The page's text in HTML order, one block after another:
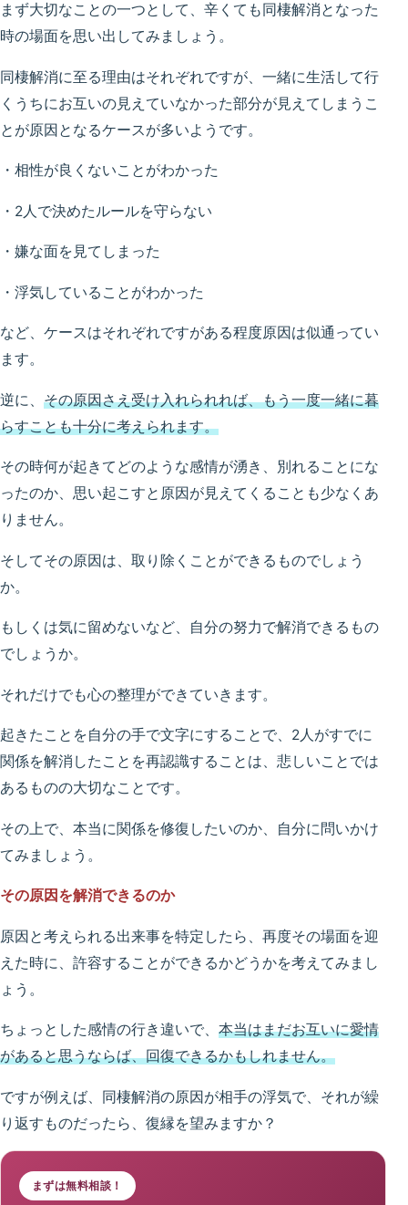
まず大切なことの一つとして、辛くても同棲解消となった
時の場面を思い出してみましょう。
同棲解消に至る理由はそれぞれですが、一緒に生活して行
くうちにお互いの見えていなかった部分が見えてしまうこ
とが原因となるケースが多いようです。
・相性が良くないことがわかった
・2人で決めたルールを守らない
・嫌な面を見てしまった
・浮気していることがわかった
など、ケースはそれぞれですがある程度原因は似通ってい
ます。
逆に、 その原因さえ受け入れられれば、もう一度一緒に暮
らすことも十分に考えられます。
その時何が起きてどのような感情が湧き、別れることにな
ったのか、思い起こすと原因が見えてくることも少なくあ
りません。
そしてその原因は、取り除くことができるものでしょう
か。
もしくは気に留めないなど、自分の努力で解消できるもの
でしょうか。
それだけでも心の整理ができていきます。
起きたことを自分の手で文字にすることで、2人がすでに
関係を解消したことを再認識することは、悲しいことでは
あるものの大切なことです。
その上で、本当に関係を修復したいのか、自分に問いかけ
てみましょう。
その原因を解消できるのか
原因と考えられる出来事を特定したら、再度その場面を迎
えた時に、許容することができるかどうかを考えてみまし
ょう。
ちょっとした感情の行き違いで、 本当はまだお互いに愛情
があると思うならば、回復できるかもしれません。
ですが例えば、同棲解消の原因が相手の浮気で、それが繰
り返すものだったら、復縁を望みますか？
まずは無料相談！